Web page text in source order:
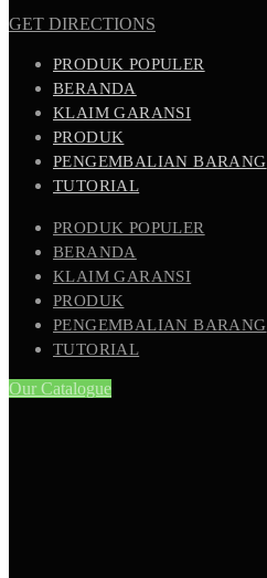
GET DIRECTIONS
PRODUK POPULER
BERANDA
KLAIM GARANSI
PRODUK
PENGEMBALIAN BARANG
TUTORIAL
PRODUK POPULER
BERANDA
KLAIM GARANSI
PRODUK
PENGEMBALIAN BARANG
TUTORIAL
Our Catalogue